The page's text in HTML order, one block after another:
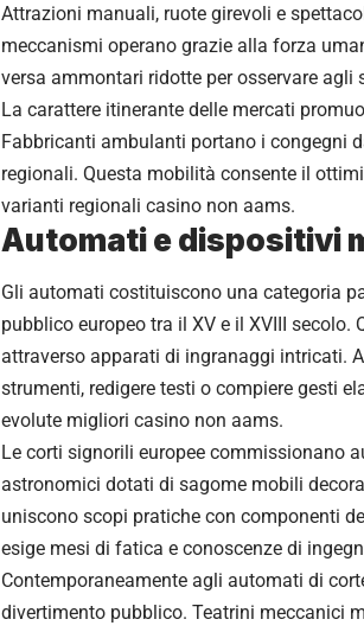
Attrazioni manuali, ruote girevoli e
meccanismi operano grazie alla forza
versa ammontari ridotte per osservare
La carattere itinerante delle mercati
Fabbricanti ambulanti portano i congegni
regionali. Questa mobilità consente il
varianti regionali casino non aams.
Automati e dispositivi
Gli automati costituiscono una categoria
pubblico europeo tra il XV e il XVIII
attraverso apparati di ingranaggi intricati.
strumenti, redigere testi o compiere gesti
evolute migliori casino non aams.
Le corti signorili europee commissionano
astronomici dotati di sagome mobili
uniscono scopi pratiche con componenti
esige mesi di fatica e conoscenze di
Contemporaneamente agli automati di
divertimento pubblico. Teatrini meccanici